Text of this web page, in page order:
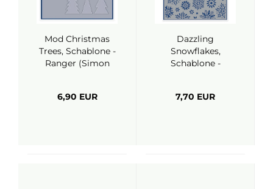
Mod Christmas
Trees, Schablone -
Ranger (Simon
6,90 EUR
Dazzling
Snowflakes,
Schablone -
7,70 EUR